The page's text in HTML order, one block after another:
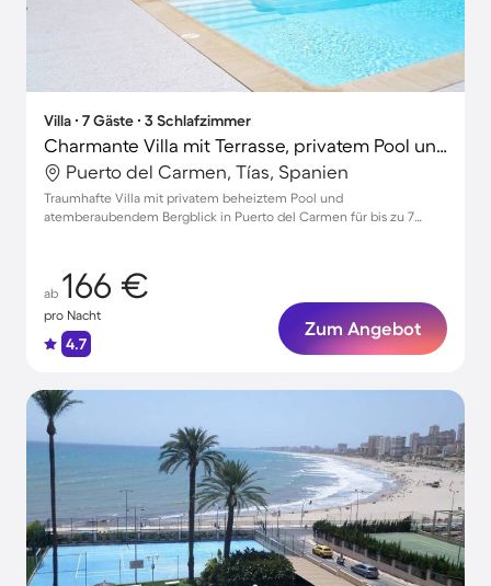
Villa ∙ 7 Gäste ∙ 3 Schlafzimmer
Charmante Villa mit Terrasse, privatem Pool und Garten | Bergblick
Puerto del Carmen, Tías, Spanien
Traumhafte Villa mit privatem beheiztem Pool und
atemberaubendem Bergblick in Puerto del Carmen für bis zu 7
ab 166 €
pro Nacht
4.7
Zum Angebot